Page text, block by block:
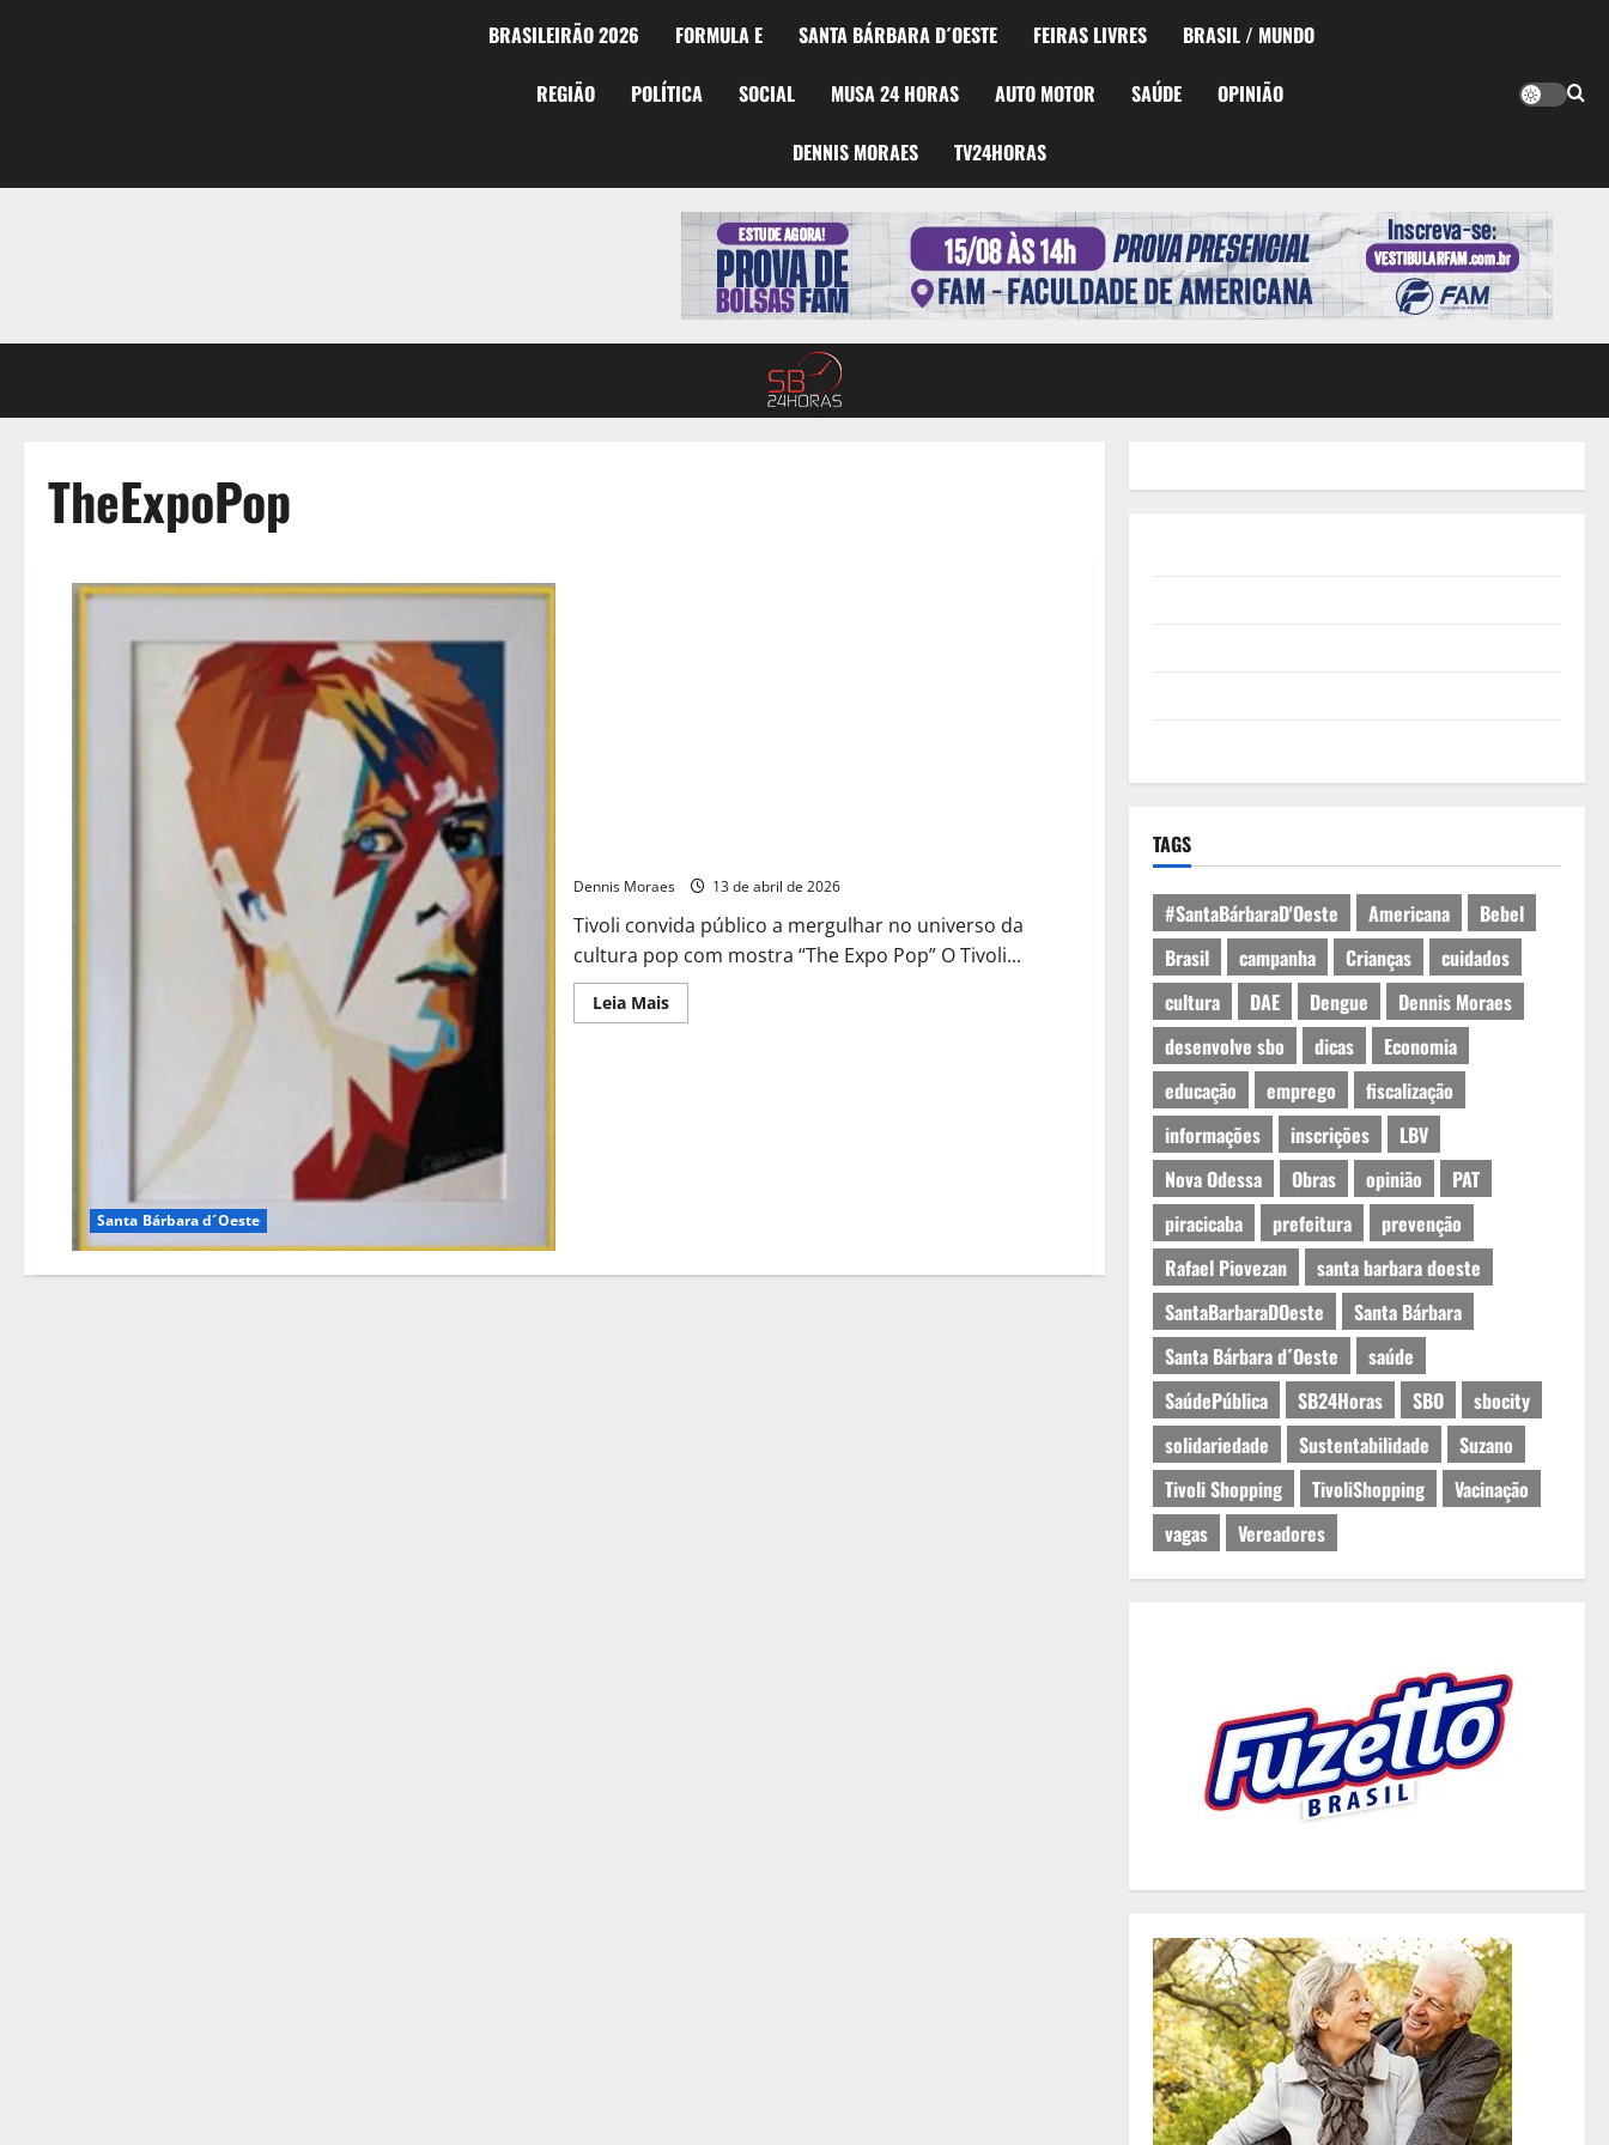
BRASILEIRÃO 2026 FORMULA E SANTA BÁRBARA D´OESTE FEIRAS LIVRES BRASIL / MUNDO
REGIÃO POLÍTICA SOCIAL MUSA 24 HORAS AUTO MOTOR SAÚDE OPINIÃO
DENNIS MORAES TV24HORAS
TheExpoPop
Santa Bárbara d´Oeste
Dennis Moraes 13 de abril de 2026
Tivoli convida público a mergulhar no universo da
cultura pop com mostra “The Expo Pop” O Tivoli...
Leia Mais
TAGS
#SantaBárbaraD'Oeste Americana
Bebel
Brasil
campanha Crianças
cuidados
cultura
DAE Dengue
Dennis Moraes
desenvolve sbo
dicas
Economia
educação
emprego
fiscalização
informações
inscrições
LBV
Nova Odessa
Obras opinião
PAT
piracicaba
prefeitura
prevenção
Rafael Piovezan
santa barbara doeste
SantaBarbaraDOeste
Santa Bárbara
Santa Bárbara d´Oeste
saúde
SaúdePública
SB24Horas SBO
sbocity
solidariedade
Sustentabilidade
Suzano
Tivoli Shopping
TivoliShopping
Vacinação
vagas
Vereadores